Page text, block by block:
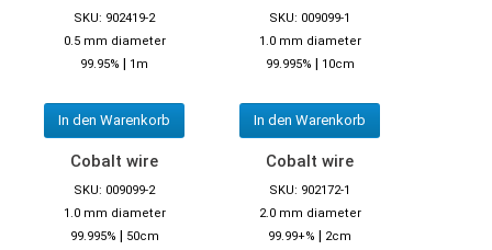
SKU: 902419-2
0.5 mm diameter
99.95% | 1m
In den Warenkorb
SKU: 009099-1
1.0 mm diameter
99.995% | 10cm
In den Warenkorb
Cobalt wire
SKU: 009099-2
1.0 mm diameter
99.995% | 50cm
Cobalt wire
SKU: 902172-1
2.0 mm diameter
99.99+% | 2cm